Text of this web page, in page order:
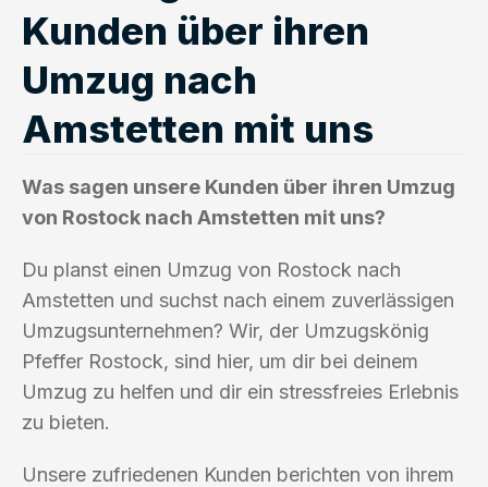
Kunden über ihren
Umzug nach
Amstetten mit uns
Was sagen unsere Kunden über ihren Umzug
von Rostock nach Amstetten mit uns?
Du planst einen Umzug von Rostock nach
Amstetten und suchst nach einem zuverlässigen
Umzugsunternehmen? Wir, der Umzugskönig
Pfeffer Rostock, sind hier, um dir bei deinem
Umzug zu helfen und dir ein stressfreies Erlebnis
zu bieten.
Unsere zufriedenen Kunden berichten von ihrem